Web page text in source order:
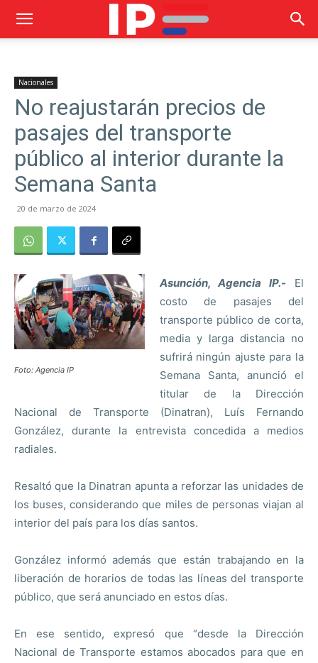
Nacionales
No reajustarán precios de
pasajes del transporte
público al interior durante la
Semana Santa
20 de marzo de 2024
Foto: Agencia IP
Asunción, Agencia IP.-
El
costo de pasajes del
transporte público de corta,
media y larga distancia no
sufrirá ningún ajuste para la
Semana Santa, anunció el
titular de la Dirección
Nacional de Transporte (Dinatran), Luís Fernando
González, durante la entrevista concedida a medios
radiales.
Resaltó que la Dinatran apunta a reforzar las unidades de
los buses, considerando que miles de personas viajan al
interior del país para los días santos.
González informó además que están trabajando en la
liberación de horarios de todas las líneas del transporte
público, que será anunciado en estos días.
En ese sentido, expresó que “desde la Dirección
Nacional de Transporte estamos abocados para que en